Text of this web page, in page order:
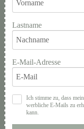
Lastname
E-Mail-Adresse
Ich stimme zu, dass
werbliche E-Mails zu
kann.